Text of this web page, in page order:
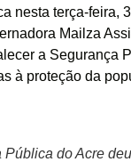
nesta terça-feira,
Mailza
a Segurança
à proteção da
do Acre